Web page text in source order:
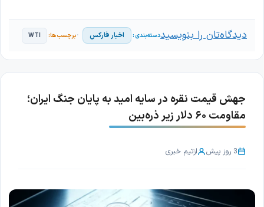
اخبار فارکس WTI دیدگاه‌تان را بنویسید
جهش قیمت نقره در سایه امید به پایان جنگ ایران؛
مقاومت ۶۰ دلار زیر ذره‌بین
3 روز پیش ازتیم خبری